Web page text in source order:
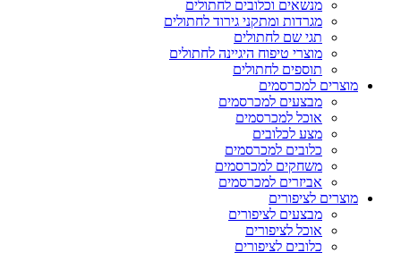
מנשאים וכלובים לחתולים
מגרדות ומתקני גירוד לחתולים
תגי שם לחתולים
מוצרי טיפוח היגיינה לחתולים
תוספים לחתולים
מוצרים למכרסמים
מבצעים למכרסמים
אוכל למכרסמים
מצע לכלובים
כלובים למכרסמים
משחקים למכרסמים
אביזרים למכרסמים
מוצרים לציפורים
מבצעים לציפורים
אוכל לציפורים
כלובים לציפורים